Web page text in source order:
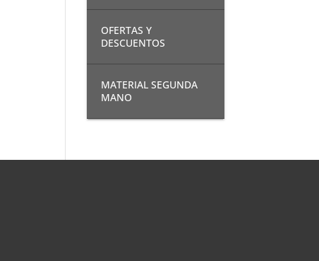
OFERTAS Y
DESCUENTOS
MATERIAL SEGUNDA
MANO